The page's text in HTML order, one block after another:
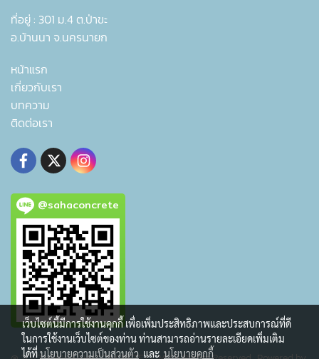
ที่อยู่ : 301 ม.4 ต.ป่าขะ
อ.บ้านนา จ.นครนายก
หน้าแรก
เกี่ยวกับเรา
บทความ
ติดต่อเรา
@sahaconcrete
เว็บไซต์นี้มีการใช้งานคุกกี้ เพื่อเพิ่มประสิทธิภาพและประสบการณ์ที่ดี
ในการใช้งานเว็บไซต์ของท่าน ท่านสามารถอ่านรายละเอียดเพิ่มเติม
ได้ที่นโยบายความเป็นส่วนตัวและ นโยบายคุกกี้